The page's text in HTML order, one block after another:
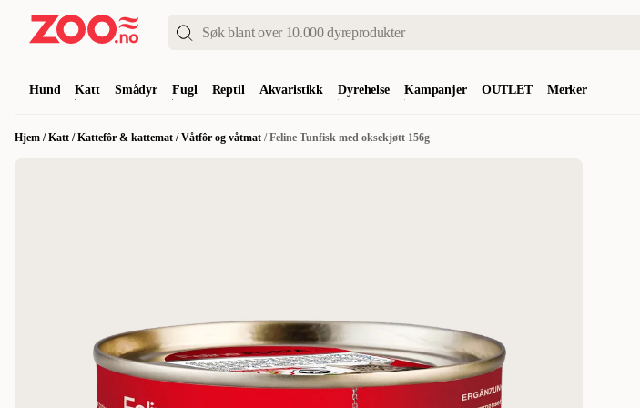
Hund Katt Smådyr Fugl Reptil Akvaristikk Dyrehelse Kampanjer OUTLET Merker
Hjem /Katt /Kattefôr & kattemat /Våtfôr og våtmat /Feline Tunfisk med oksekjøtt 156g